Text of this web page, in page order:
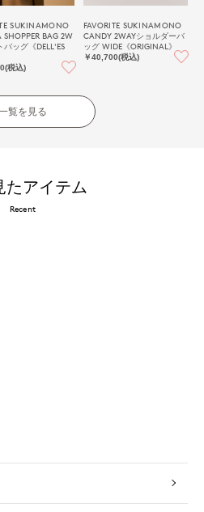
SUKINAMONO
BAG 2W
バッグ《DELL'ES
税込)
FAVORITE SUKINAMONO
CANDY 2WAYショルダーバ
ッグ WIDE《ORIGINAL》
￥40,700(税込)
覧を見る
たアイテム
Recent